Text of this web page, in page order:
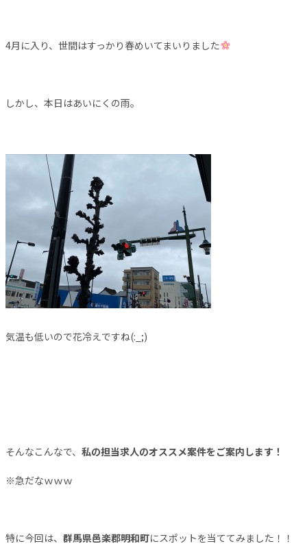
4月に入り、世間はすっかり春めいてまいりました
しかし、本日はあいにくの雨。
気温も低いので花冷えですね(:_;)
そんなこんなで、 私の担当求人のオススメ案件をご案内します！
※急だなｗｗｗ
特に今回は、 群馬県邑楽郡明和町にスポットを当ててみました！！